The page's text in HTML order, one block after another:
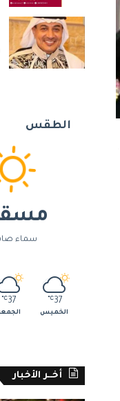
الطقس
سماء
37
℃
الخميس
37
℃
أخــر الأخبار